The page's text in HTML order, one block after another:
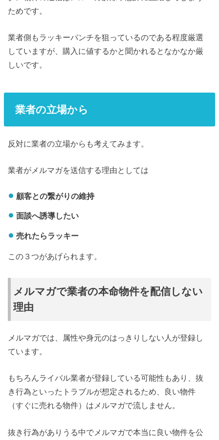
ためです。
業者側もラッキーパンチを狙っているのである程度厳選
していますが、購入に値するかと聞かれるとなかなか厳
しいです。
業者の立場から
反対に業者の立場からも考えてみます。
業者がメルマガを送信する理由としては
顧客との繋がりの維持
面談へ誘導したい
売れたらラッキー
この３つがあげられます。
メルマガで業者の本命物件を配信しない
理由
メルマガでは、属性や身元のはっきりしない人が登録し
ています。
もちろんライバル業者が登録している可能性もあり、抜
き行為といったトラブルが想定されるため、良い物件
（すぐに売れる物件）はメルマガで流しません。
抜き行為がありうる中でメルマガで本当に良い物件を公